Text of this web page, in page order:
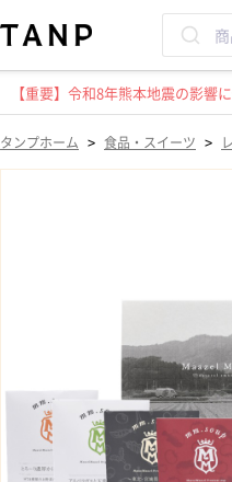
【重要】令和8年熊本地震の影響
タンプホーム > 食品・スイーツ >